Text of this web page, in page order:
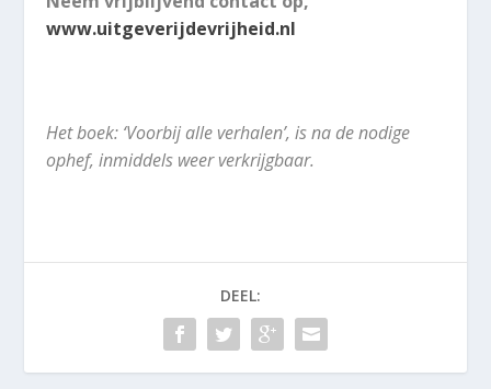
www.uitgeverijdevrijheid.nl
Het boek: ‘Voorbij alle verhalen’, is na de nodige
ophef, inmiddels weer verkrijgbaar.
DEEL: